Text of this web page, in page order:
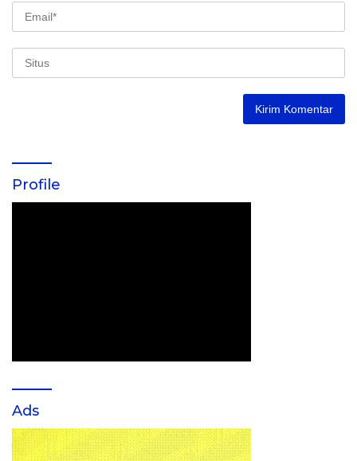
Profile
Ads